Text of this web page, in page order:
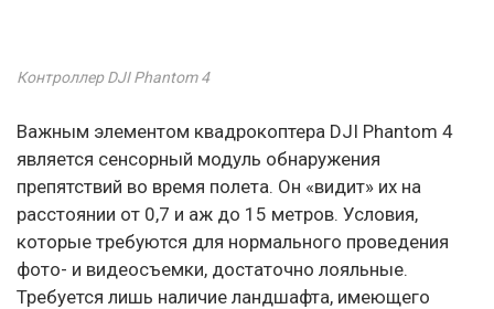
Контроллер DJI Phantom 4
Важным элементом квадрокоптера DJI Phantom 4
является сенсорный модуль обнаружения
препятствий во время полета. Он «видит» их на
расстоянии от 0,7 и аж до 15 метров. Условия,
которые требуются для нормального проведения
фото- и видеосъемки, достаточно лояльные.
Требуется лишь наличие ландшафта, имеющего